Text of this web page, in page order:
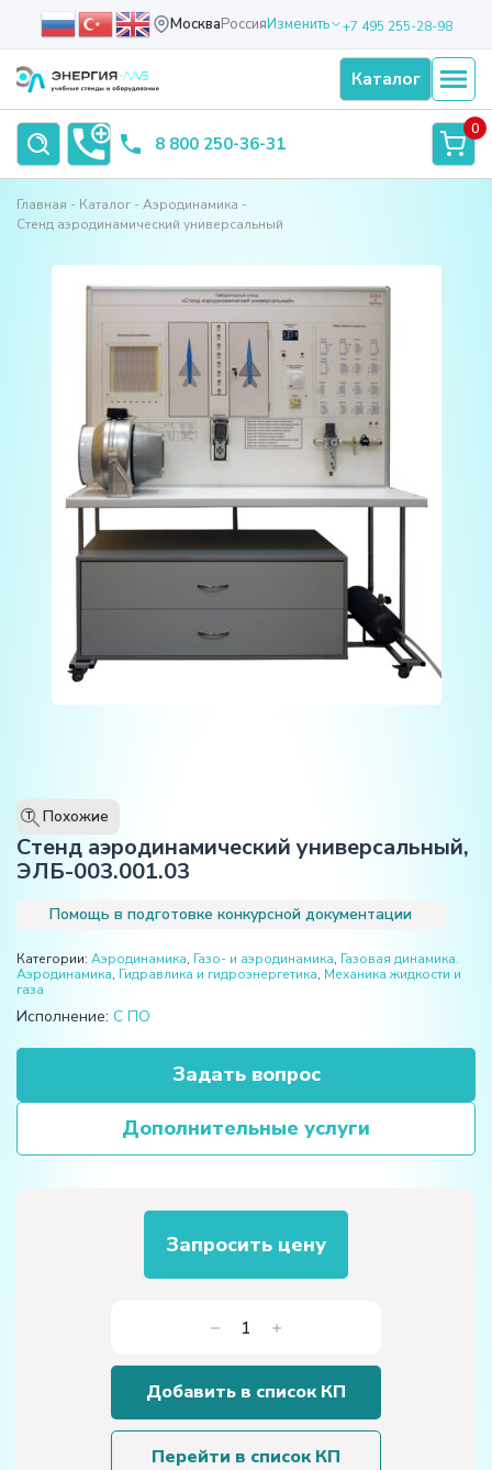
МоскваРоссияИзменить +7 495 255-28-98
Каталог
8 800 250-36-31
0
Главная Каталог
Аэродинамика
Стенд аэродинамический универсальный
T Похожие
Стенд аэродинамический универсальный,
ЭЛБ-003.001.03
Помощь в подготовке конкурсной документации
Категории: Аэродинамика, Газо- и аэродинамика, Газовая динамика.
Аэродинамика, Гидравлика и гидроэнергетика, Механика жидкости и
газа
Исполнение: С ПО
Задать вопрос
Дополнительные услуги
Запросить цену
Количество
товара
Стенд
аэродинамический
универсальный
Добавить в список КП
Перейти в список КП